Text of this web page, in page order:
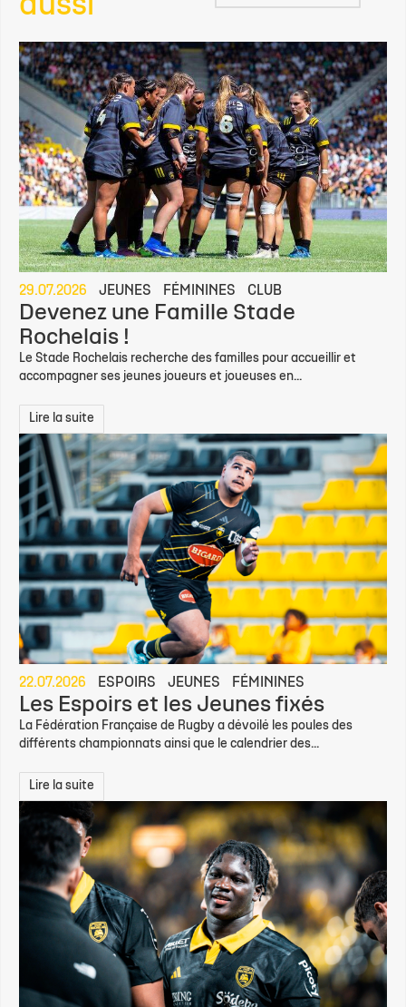
aussi
29.07.2026 JEUNES FÉMININES CLUB
Devenez une Famille Stade
Rochelais !
Le Stade Rochelais recherche des familles pour accueillir et
accompagner ses jeunes joueurs et joueuses en...
Lire la suite
22.07.2026 ESPOIRS JEUNES FÉMININES
Les Espoirs et les Jeunes fixés
La Fédération Française de Rugby a dévoilé les poules des
différents championnats ainsi que le calendrier des...
Lire la suite